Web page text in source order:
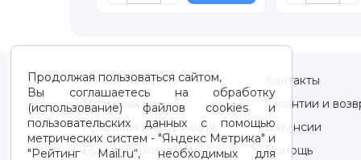
Продолжая пользоваться сайтом,
Вы соглашаетесь на обработку
(использование) файлов cookies и
пользовательских данных с помощью
метрических систем - "Яндекс Метрика" и
"Рейтинг Mail.ru“, необходимых для
О нас / About us
Контакты
Магазины
Гарантии и
Правовая информация
Вакансии
Будьте бдительны!
Помощь